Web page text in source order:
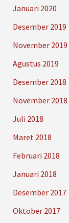
Januari 2020
Desember 2019
November 2019
Agustus 2019
Desember 2018
November 2018
Juli 2018
Maret 2018
Februari 2018
Januari 2018
Desember 2017
Oktober 2017